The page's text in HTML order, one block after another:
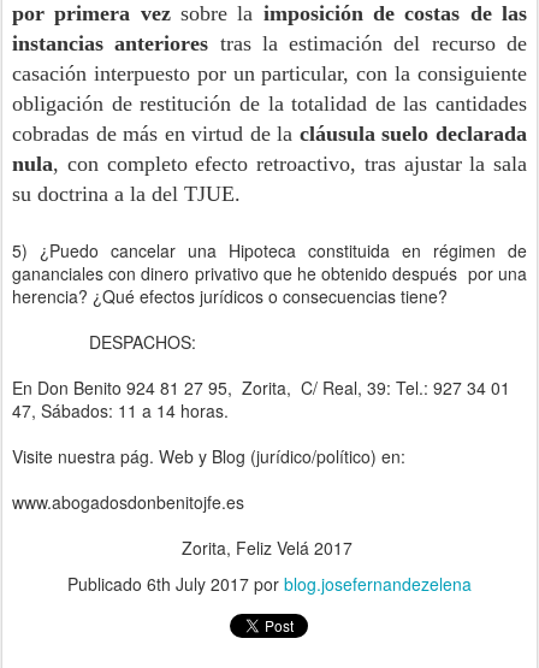
por primera vezsobre la imposición de costas de las
instancias anteriores tras la estimación del recurso de
casación interpuesto por un particular, con la consiguiente
obligación de restitución de la totalidad de las cantidades
cobradas de más en virtud de la cláusula suelo declarada
nula, con completo efecto retroactivo, tras ajustar la sala
su doctrina a la del TJUE.
5) ¿Puedo cancelar una Hipoteca constituida en régimen de
gananciales con dinero privativo que he obtenido después por una
herencia? ¿Qué efectos jurídicos o consecuencias tiene?
DESPACHOS:
En Don Benito 924 81 27 95, Zorita, C/ Real, 39: Tel.: 927 34 01
47, Sábados: 11 a 14 horas.
Visite nuestra pág. Web y Blog (jurídico/político) en:
www.abogadosdonbenitojfe.es
Zorita, Feliz Velá 2017
Publicado 6th July 2017 por blog.josefernandezelena